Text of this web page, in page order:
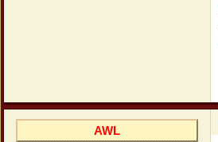
AWL